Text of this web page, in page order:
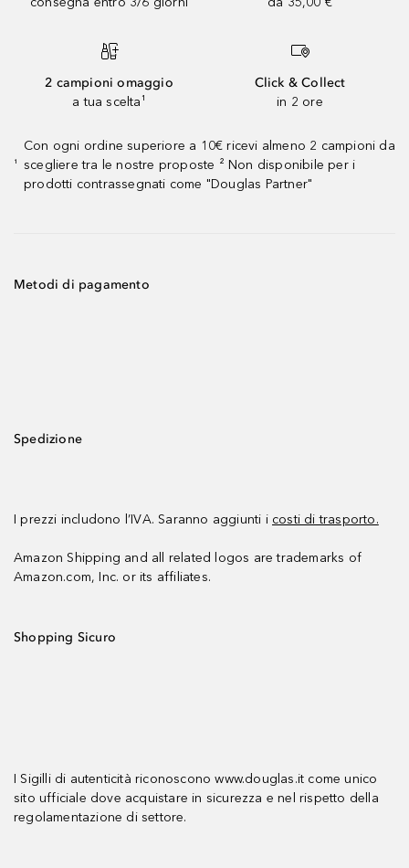
2 campioni omaggio
a tua scelta¹
Click & Collect
in 2 ore
¹
Con ogni ordine superiore a 10€ ricevi almeno 2 campioni da
scegliere tra le nostre proposte ² Non disponibile per i
prodotti contrassegnati come "Douglas Partner"
Metodi di pagamento
Spedizione
I prezzi includono l’IVA. Saranno aggiunti i costi di trasporto.
Amazon Shipping and all related logos are trademarks of
Amazon.com, Inc. or its affiliates.
Shopping Sicuro
I Sigilli di autenticità riconoscono www.douglas.it come unico
sito ufficiale dove acquistare in sicurezza e nel rispetto della
regolamentazione di settore.